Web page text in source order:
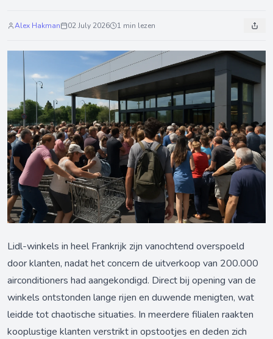
Alex Hakman 02 July 2026 1 min lezen
Lidl-winkels in heel Frankrijk zijn vanochtend overspoeld
door klanten, nadat het concern de uitverkoop van 200.000
airconditioners had aangekondigd. Direct bij opening van de
winkels ontstonden lange rijen en duwende menigten, wat
leidde tot chaotische situaties. In meerdere filialen raakten
kooplustige klanten verstrikt in opstootjes en deden zich